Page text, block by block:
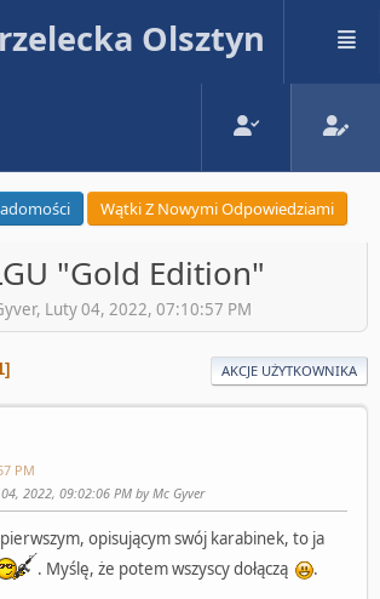
Olsztyn
Wątki Z Nowymi Odpowiedziami
"Gold Edition"
Luty 04, 2022, 07:10:57 PM
AKCJE UŻYTKOWNIKA
PM
2022, 09:02:06 PM by Mc Gyver
opisującym swój karabinek, to ja
. Myślę, że potem wszyscy dołączą
.